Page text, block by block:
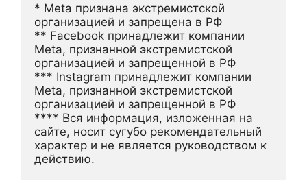
* Meta признана экстремистской
организацией и запрещена в РФ
** Facebook принадлежит компании
Meta, признанной экстремистской
организацией и запрещенной в РФ
*** Instagram принадлежит компании
Meta, признанной экстремистской
организацией и запрещенной в РФ
**** Вся информация, изложенная на
сайте, носит сугубо рекомендательный
характер и не является руководством к
действию.